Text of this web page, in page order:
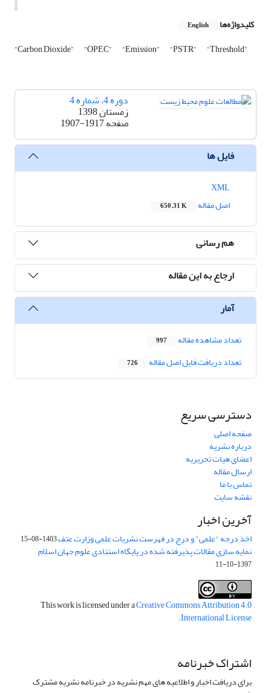
کلیدواژه‌ها English
“Carbon Dioxide” “OPEC” “Emission” “PSTR” “Threshold”
دوره 4، شماره 4
زمستان 1398
صفحه1907-1917
فایل ها
اصل مقاله
650.31 K
هم رسانی
ارجاع به این مقاله
آمار
تعداد مشاهده مقاله 997
تعداد دریافت فایل اصل مقاله 726
دسترسی سریع
صفحه اصلی
درباره نشریه
اعضای هیات تحریریه
ارسال مقاله
تماس با ما
نقشه سایت
آخرین اخبار
اخذ درجه "علمی" و درج در فهرست نشریات علمی وزارت عتف1403-08-15
نمایه سازی مقالات پذیرفته شده در پایگاه استنادی علوم جهان اسلام
1397-10-11
This work is licensed under aCreative Commons Attribution 4.0
International License
.
اشتراک خبرنامه
برای دریافت اخبار و اطلاعیه های مهم نشریه در خبرنامه نشریه مشترک